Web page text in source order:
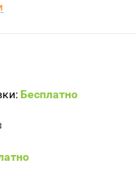
Бесплатно